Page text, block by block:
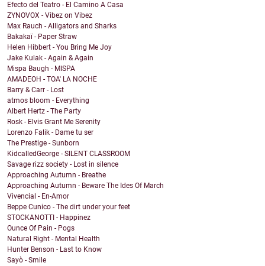
Efecto del Teatro - El Camino A Casa
ZYNOVOX - Vibez on Vibez
Max Rauch - Alligators and Sharks
Bakakaï - Paper Straw
Helen Hibbert - You Bring Me Joy
Jake Kulak - Again & Again
Mispa Baugh - MISPA
AMADEOH - TOA' LA NOCHE
Barry & Carr - Lost
atmos bloom - Everything
Albert Hertz - The Party
Rosk - Elvis Grant Me Serenity
Lorenzo Falik - Dame tu ser
The Prestige - Sunborn
KidcalledGeorge - SILENT CLASSROOM
Savage rizz society - Lost in silence
Approaching Autumn - Breathe
Approaching Autumn - Beware The Ides Of March
Vivencial - En-Amor
Beppe Cunico - The dirt under your feet
STOCKANOTTI - Happinez
Ounce Of Pain - Pogs
Natural Right - Mental Health
Hunter Benson - Last to Know
Sayò - Smile